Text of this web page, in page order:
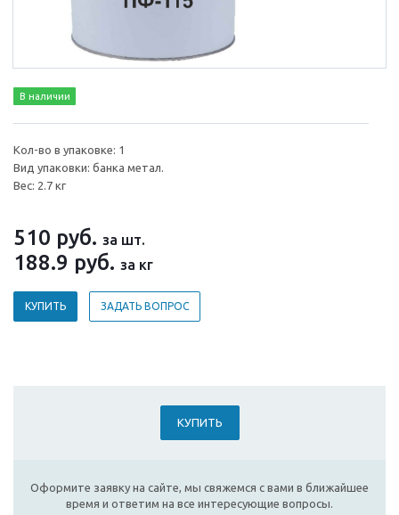
В наличии
Кол-во в упаковке: 1
Вид упаковки: банка метал.
Вес: 2.7 кг
510 руб. за шт.
188.9 руб. за кг
КУПИТЬ ЗАДАТЬ ВОПРОС
КУПИТЬ
Оформите заявку на сайте, мы свяжемся с вами в ближайшее
время и ответим на все интересующие вопросы.